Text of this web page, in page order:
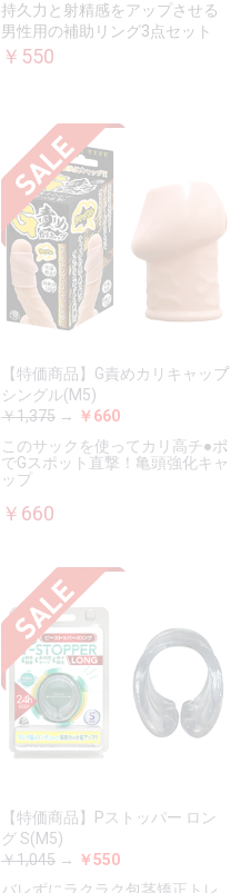
持久力と射精感をアップさせる
男性用の補助リング3点セット
￥550
【特価商品】G責めカリキャップ
シングル(M5)
￥1,375 → ￥660
このサックを使ってカリ高チ●ポ
でGスポット直撃！亀頭強化キャ
ップ
￥660
【特価商品】Pストッパー ロン
グ S(M5)
￥1,045 → ￥550